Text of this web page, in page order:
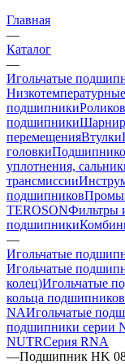
Главная
—
Каталог
—
Игольчатые
подшипники
подшипники
перемещенияВтулки
головки
уплотнения,
трансмиссии
подшипников
TEROSONФильтры
подшипники
—
Игольчатые
Игольчатые
колец)Игольчатые
кольца подшипников
NAИгольчатые
подшипники серии
NUTRСерия RNA
—Подшипник HK